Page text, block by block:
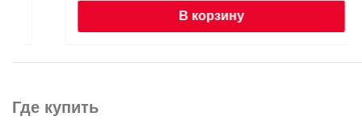
В корзину
Где купить